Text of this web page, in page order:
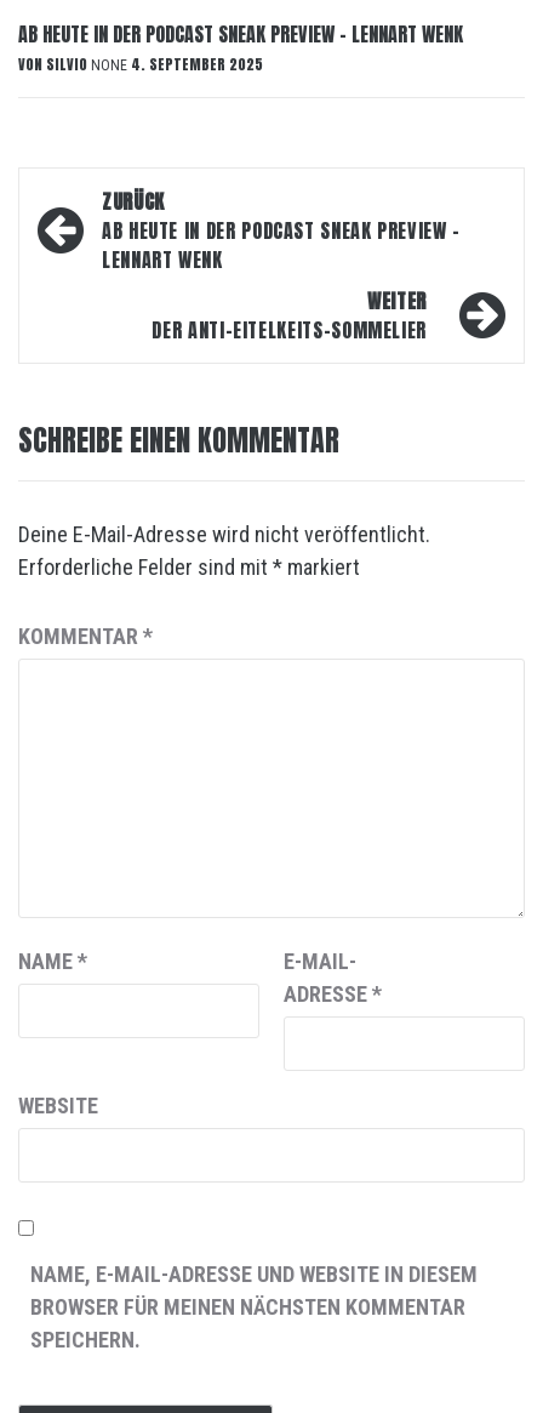
AB HEUTE IN DER PODCAST SNEAK PREVIEW – LENNART WENK
VON SILVIO NONE 4. SEPTEMBER 2025
Beitragsnavigation
ZURÜCK
AB HEUTE IN DER PODCAST SNEAK PREVIEW –
LENNART WENK
WEITER
DER ANTI-EITELKEITS-SOMMELIER
SCHREIBE EINEN KOMMENTAR
Deine E-Mail-Adresse wird nicht veröffentlicht.
Erforderliche Felder sind mit * markiert
KOMMENTAR *
NAME*
E-MAIL-
ADRESSE*
WEBSITE
NAME, E-MAIL-ADRESSE UND WEBSITE IN DIESEM
BROWSER FÜR MEINEN NÄCHSTEN KOMMENTAR
SPEICHERN.